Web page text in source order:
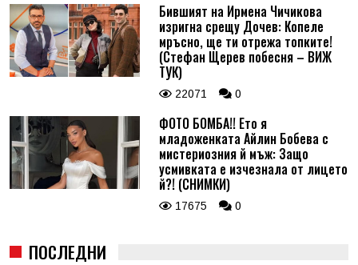
Бившият на Ирмена Чичикова
изригна срещу Дочев: Копеле
мръсно, ще ти отрежа топките!
(Стефан Щерев побесня – ВИЖ
ТУК)
22071 0
ФОТО БОМБА!! Ето я
младоженката Айлин Бобева с
мистериозния й мъж: Защо
усмивката е изчезнала от лицето
й?! (СНИМКИ)
17675 0
ПОСЛЕДНИ